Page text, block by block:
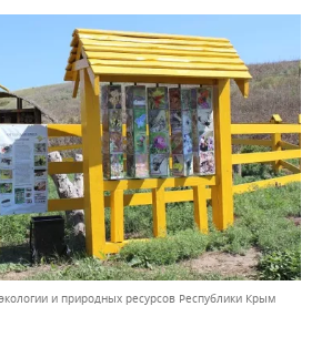
и природных ресурсов Республики Крым